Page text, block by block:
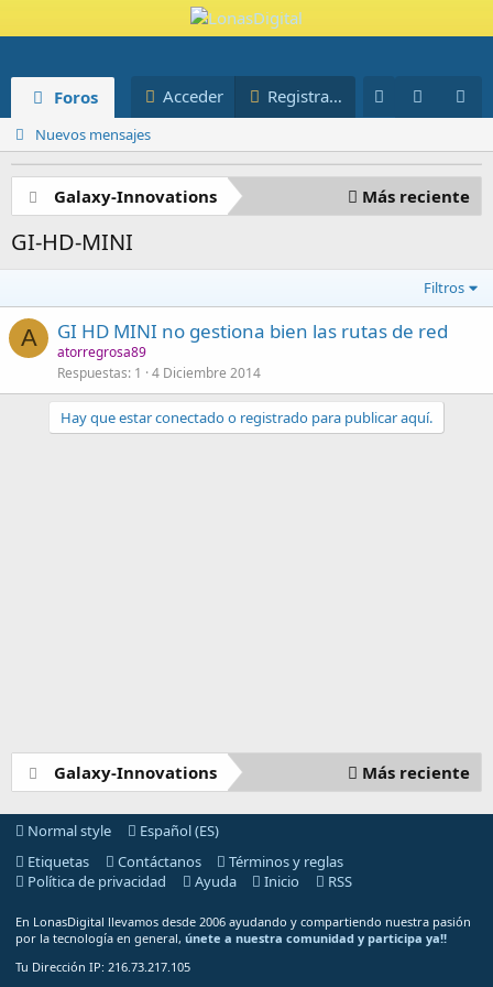
Foros Blog
Acceder
Registrarse
Nuevos mensajes
Galaxy-Innovations Más reciente
GI-HD-MINI
Filtros
A GI HD MINI no gestiona bien las rutas de red
atorregrosa89
Respuestas 1 4 Diciembre 2014
Hay que estar conectado o registrado para publicar aquí.
Galaxy-Innovations Más reciente
Normal style
Español (ES)
Etiquetas
Contáctanos
Términos y reglas
Política de privacidad
Ayuda Inicio RSS
En LonasDigital llevamos desde 2006 ayudando y compartiendo nuestra pasión
por la tecnología en general, únete a nuestra comunidad y participa ya!!
Tu Dirección IP: 216.73.217.105